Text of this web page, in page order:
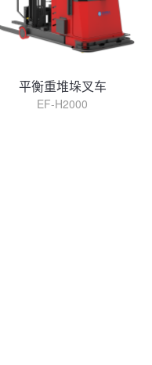
平衡重堆垛叉车
EF-H2000